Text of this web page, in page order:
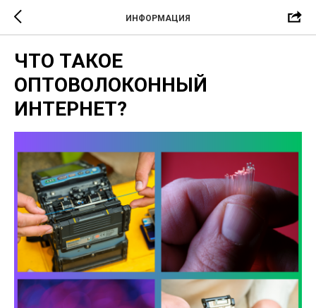
ИНФОРМАЦИЯ
ЧТО ТАКОЕ
ОПТОВОЛОКОННЫЙ
ИНТЕРНЕТ?